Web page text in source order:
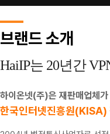
브랜드 소개
HaiIP는 20년간
하이온넷(주)은 재판매업체
한국인터넷진흥원(KISA)